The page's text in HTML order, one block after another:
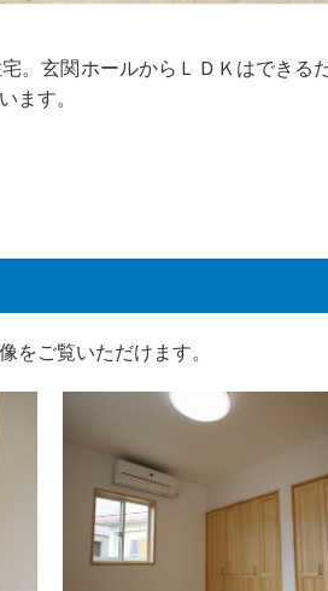
。玄関ホールからＬＤＫはでき
ます。
をご覧いただけます。